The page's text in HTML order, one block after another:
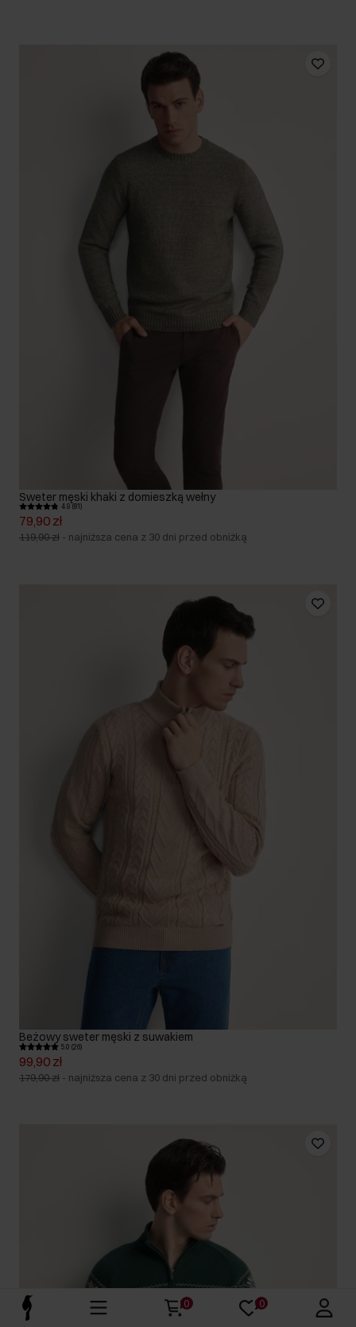
Sweter męski khaki z domieszką wełny
4.9 (81)
79,90 zł
119,90 zł - najniższa cena z 30 dni przed obniżką
Beżowy sweter męski z suwakiem
5.0 (26)
99,90 zł
179,90 zł - najniższa cena z 30 dni przed obniżką
0 0